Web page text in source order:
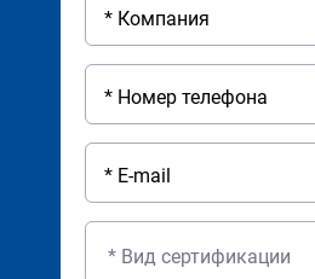
* Вид сертификации